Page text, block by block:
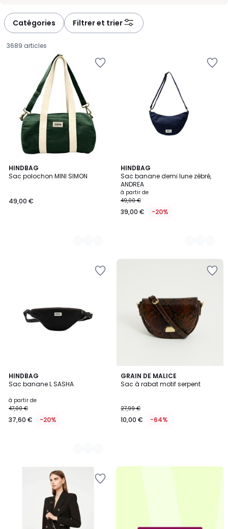
Catégories Filtrer et trier
3689 articles
HINDBAG
Sac polochon MINI SIMON
€.
49,00 €
5
Couleurs
HINDBAG
Sac banane demi lune zébré,
ANDREA
à partir de
49,00 €
39,00 € -20%
17
Couleurs
HINDBAG
Sac banane L SASHA
à partir de
47,00 €
37,60 € -20%
14
Couleurs
GRAIN DE MALICE
Sac à rabat motif serpent
27,99 €
10,00 € -64%